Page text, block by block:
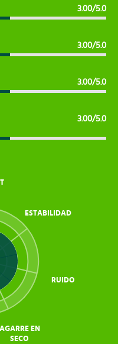
3.00/5.0
3.00/5.0
3.00/5.0
3.00/5.0
ESTABILIDAD
RUIDO
AGARRE EN
SECO